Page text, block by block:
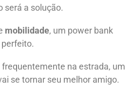
será a solução.
mobilidade, um power bank
na estrada, um
se tornar seu melhor amigo.